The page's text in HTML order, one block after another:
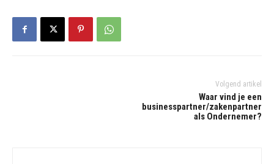
Volgend artikel
Waar vind je een
businesspartner/zakenpartner
als Ondernemer?